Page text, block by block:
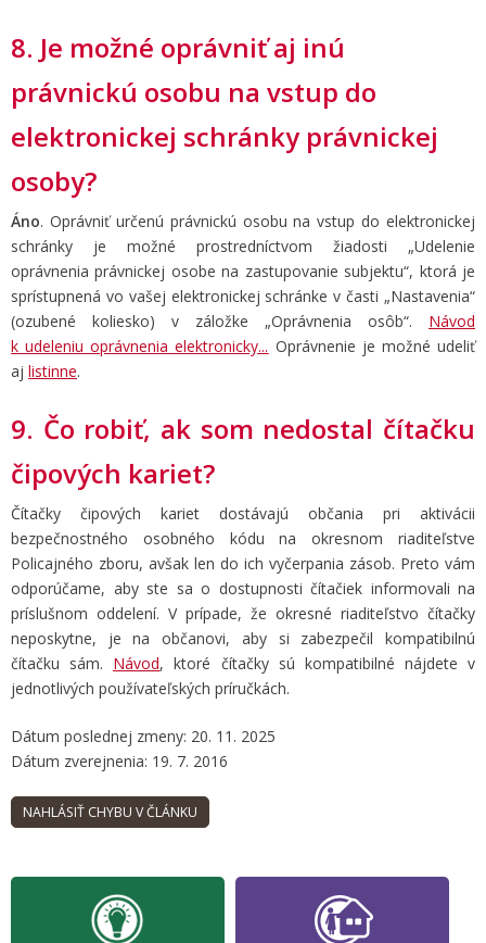
8. Je možné oprávniť aj inú
právnickú osobu na vstup do
elektronickej schránky právnickej
osoby?
Áno. Oprávniť určenú právnickú osobu na vstup do elektronickej
schránky je možné prostredníctvom žiadosti „Udelenie
oprávnenia právnickej osobe na zastupovanie subjektu“, ktorá je
sprístupnená vo vašej elektronickej schránke v časti „Nastavenia“
(ozubené koliesko) v záložke „Oprávnenia osôb“. Návod
k udeleniu oprávnenia elektronicky... Oprávnenie je možné udeliť
aj listinne.
9. Čo robiť, ak som nedostal čítačku
čipových kariet?
Čítačky čipových kariet dostávajú občania pri aktivácii
bezpečnostného osobného kódu na okresnom riaditeľstve
Policajného zboru, avšak len do ich vyčerpania zásob. Preto vám
odporúčame, aby ste sa o dostupnosti čítačiek informovali na
príslušnom oddelení. V prípade, že okresné riaditeľstvo čítačky
neposkytne, je na občanovi, aby si zabezpečil kompatibilnú
čítačku sám. Návod, ktoré čítačky sú kompatibilné nájdete v
jednotlivých používateľských príručkách.
Dátum poslednej zmeny: 20. 11. 2025
Dátum zverejnenia: 19. 7. 2016